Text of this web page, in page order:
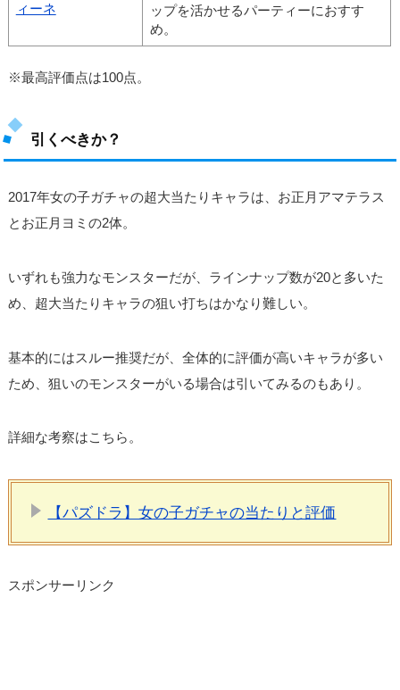
ィーネ
ップを活かせるパーティーにおすす
め。
※最高評価点は100点。
引くべきか？
2017年女の子ガチャの超大当たりキャラは、お正月アマテラス
とお正月ヨミの2体。
いずれも強力なモンスターだが、ラインナップ数が20と多いた
め、超大当たりキャラの狙い打ちはかなり難しい。
基本的にはスルー推奨だが、全体的に評価が高いキャラが多い
ため、狙いのモンスターがいる場合は引いてみるのもあり。
詳細な考察はこちら。
【パズドラ】女の子ガチャの当たりと評価
スポンサーリンク